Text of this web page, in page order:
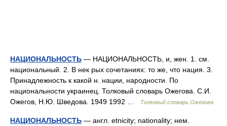
НАЦИОНАЛЬНОСТЬ — НАЦИОНАЛЬНОСТЬ, и, жен. 1. см.
национальный. 2. В нек рых сочетаниях: то же, что нация. 3.
Принадлежность к какой н. нации, народности. По
национальности украинец. Толковый словарь Ожегова. С.И.
Ожегов, Н.Ю. Шведова. 1949 1992 …
Толковый словарь Ожегова
НАЦИОНАЛЬНОСТЬ — англ. etnicity; nationality; нем.